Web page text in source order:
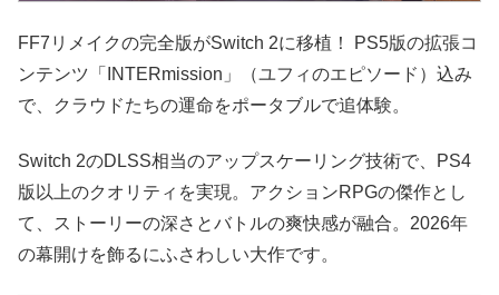
FF7リメイクの完全版がSwitch 2に移植！ PS5版の拡張コ
ンテンツ「INTERmission」（ユフィのエピソード）込み
で、クラウドたちの運命をポータブルで追体験。
Switch 2のDLSS相当のアップスケーリング技術で、PS4
版以上のクオリティを実現。アクションRPGの傑作とし
て、ストーリーの深さとバトルの爽快感が融合。2026年
の幕開けを飾るにふさわしい大作です。